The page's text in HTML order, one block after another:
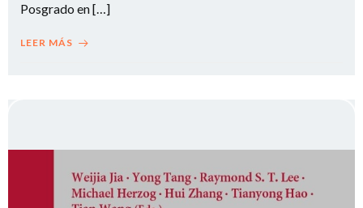
Posgrado en […]
LEER MÁS